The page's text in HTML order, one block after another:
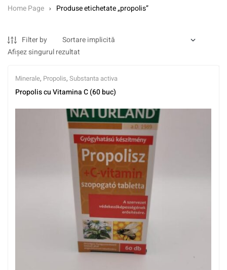
Home Page Produse etichetate „propolis”
Filter by
Afișez singurul rezultat
Minerale, Propolis, Substanta activa
Propolis cu Vitamina C (60 buc)